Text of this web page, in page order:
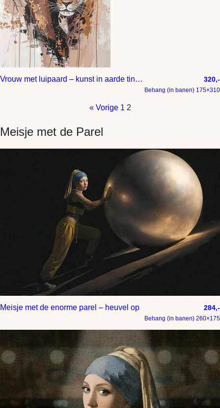
Vrouw met luipaard – kunst in aarde tinten 320,-
Behang (in banen) 175×310
« Vorige 1 2
Meisje met de Parel
Meisje met de enorme parel – heuvel op 284,-
Behang (in banen) 260×175